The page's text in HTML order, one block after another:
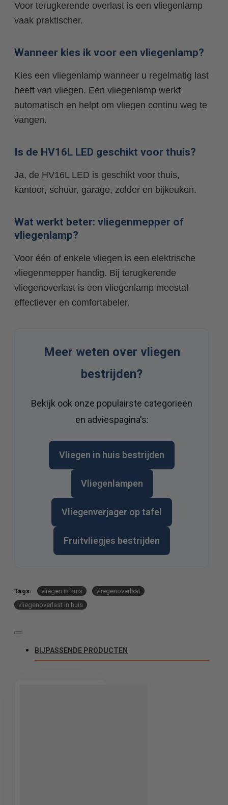
Voor terugkerende overlast is een vliegenlamp
vaak praktischer.
Wanneer kies ik voor een vliegenlamp?
Kies een vliegenlamp wanneer u regelmatig last
heeft van vliegen. Een vliegenlamp werkt
automatisch en helpt om vliegen continu weg te
vangen.
Is de HV16L LED geschikt voor thuis?
Ja, de HV16L LED is geschikt voor thuis,
kantoor, schuur, garage, zolder en bijkeuken.
Wat werkt beter: vliegenmepper of
vliegenlamp?
Voor één of enkele vliegen is een elektrische
vliegenmepper handig. Bij terugkerende
vliegenoverlast is een vliegenlamp meestal
effectiever en comfortabeler.
Meer weten over vliegen
bestrijden?
Bekijk ook onze populairste categorieën
en adviespagina's:
Vliegen in huis bestrijden
Vliegenlampen
Vliegenverjager op tafel
Fruitvliegjes bestrijden
Tags: vliegen in huis
vliegenoverlast
vliegenoverlast in huis
BIJPASSENDE PRODUCTEN